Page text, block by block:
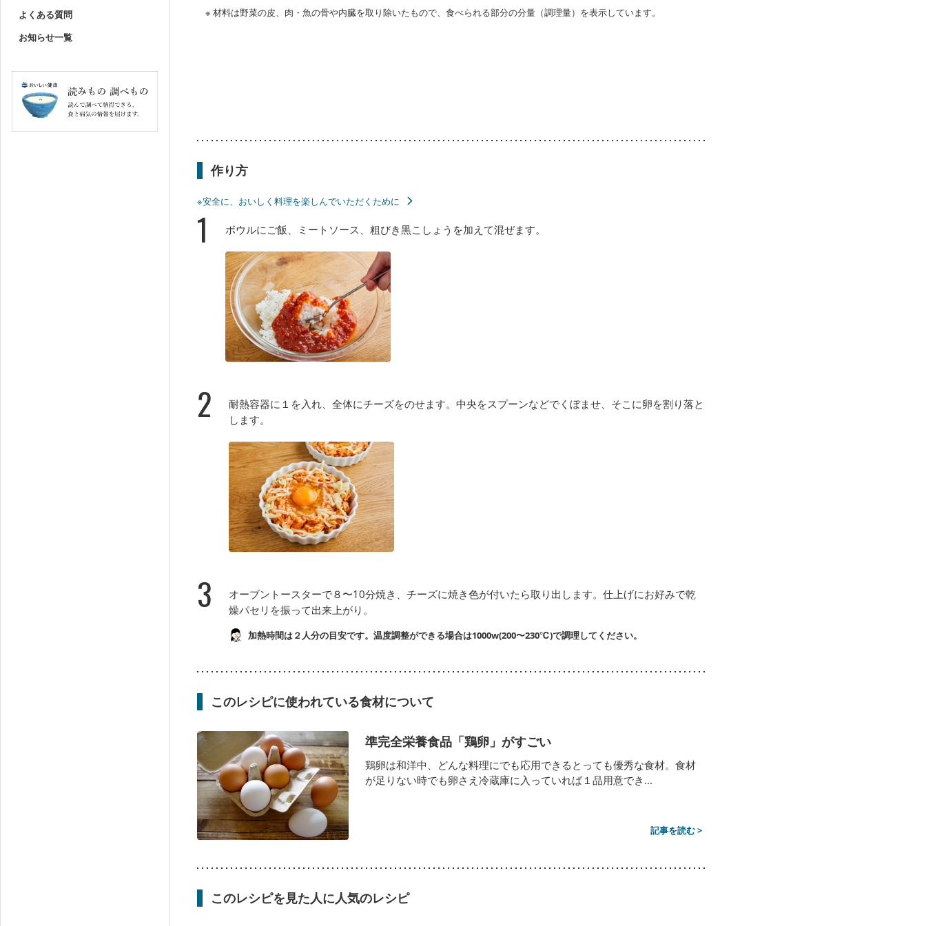
よくある質問
お知らせ一覧
※ 材料は野菜の皮、肉・魚の骨や内臓を取り除いたもので、食べられる部分の分量（調理量）を表示しています。
作り方
※安全に、おいしく料理を楽しんでいただくために
1 ボウルにご飯、ミートソース、粗びき黒こしょうを加えて混ぜます。
2
耐熱容器に１を入れ、全体にチーズをのせます。中央をスプーンなどでくぼませ、そこに卵を割り落と
します。
3
オーブントースターで８〜10分焼き、チーズに焼き色が付いたら取り出します。仕上げにお好みで乾
燥パセリを振って出来上がり。
加熱時間は２人分の目安です。温度調整ができる場合は1000w(200〜230℃)で調理してください。
このレシピに使われている食材について
準完全栄養食品「鶏卵」がすごい
鶏卵は和洋中、どんな料理にでも応用できるとっても優秀な食材。食材
が足りない時でも卵さえ冷蔵庫に入っていれば１品用意でき...
記事を読む >
このレシピを見た人に人気のレシピ